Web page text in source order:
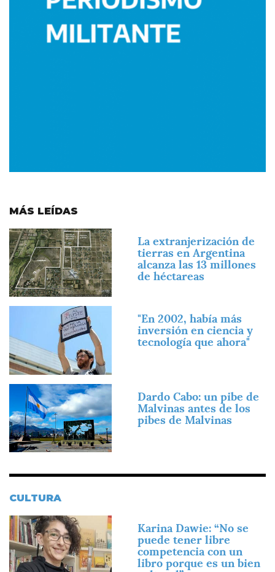
MÁS LEÍDAS
Imagen
La extranjerización de
tierras en Argentina
alcanza las 13 millones
de héctareas
"En 2002, había más
inversión en ciencia y
tecnología que ahora"
Imagen
Dardo Cabo: un pibe de
Malvinas antes de los
pibes de Malvinas
CULTURA
Imagen
Karina Dawie: “No se
puede tener libre
competencia con un
libro porque es un bien